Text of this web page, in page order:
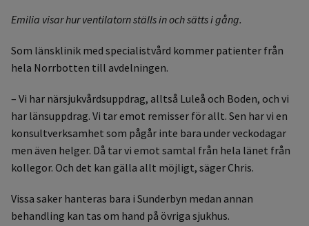
Emilia visar hur ventilatorn ställs in och sätts i gång.
Som länsklinik med specialistvård kommer patienter från
hela Norrbotten till avdelningen.
– Vi har närsjukvårdsuppdrag, alltså Luleå och Boden, och vi
har länsuppdrag. Vi tar emot remisser för allt. Sen har vi en
konsultverksamhet som pågår inte bara under veckodagar
men även helger. Då tar vi emot samtal från hela länet från
kollegor. Och det kan gälla allt möjligt, säger Chris.
Vissa saker hanteras bara i Sunderbyn medan annan
behandling kan tas om hand på övriga sjukhus.